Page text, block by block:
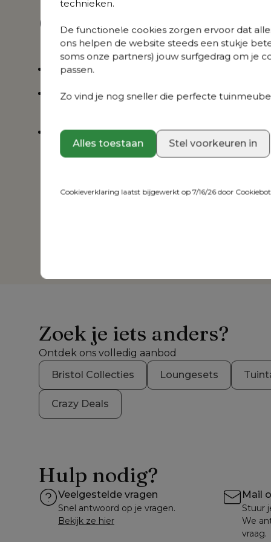
technieken.
De functionele cookies zorgen ervoor dat
ons helpen de website steeds een stukje
soms onze partners) jouw surfgedrag om je
passen.
Zo vind je nog sneller die perfecte
Alles toestaan Stel voorkeuren in
Cookieverklaring laatst bijgewerkt op 7/16/26 door Cookiebot
Marbella Tunder all
kussen
sunbrella® luxe
kussen
Over dit product
Elegante combinatie van aluminium en rope
Weerbestendige kussens, verkrijgbaar in
3 jaar garantie op het tuinmeubel en 5 jaar
Sunbrella luxe kussens
Zoek je iets anders?
Ontdek ons volledig aanbod
Bristol Collecties
Loungesets
Crazy Deals
Hulp nodig?
Veelgestelde vragen
Snel antwoord op je vragen.
Bekijk ze hier
Mail
Stuur
We
vraag.